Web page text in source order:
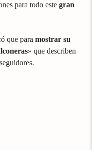
para todo estegran
que paramostrar su
» que describen